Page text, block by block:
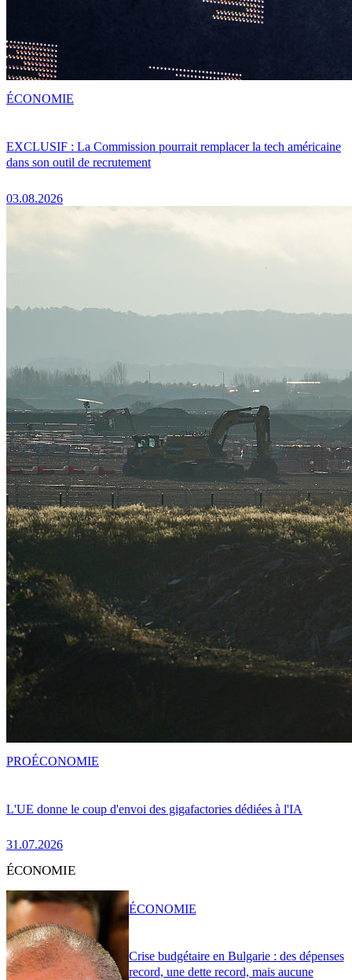
EXCLUSIF : La Commission pourrait remplacer la tech américaine
dans son outil de recrutement
03.08.2026
ÉCONOMIE
L'UE donne le coup d'envoi des gigafactories dédiées à l'IA
31.07.2026
PROÉCONOMIE
ÉCONOMIE
Crise budgétaire en Bulgarie : des dépenses
record, une dette record, mais aucune
ÉCONOMIE